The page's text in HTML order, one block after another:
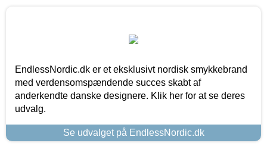
EndlessNordic.dk er et eksklusivt nordisk smykkebrand
med verdensomspændende succes skabt af
anderkendte danske designere. Klik her for at se deres
udvalg.
Se udvalget på EndlessNordic.dk